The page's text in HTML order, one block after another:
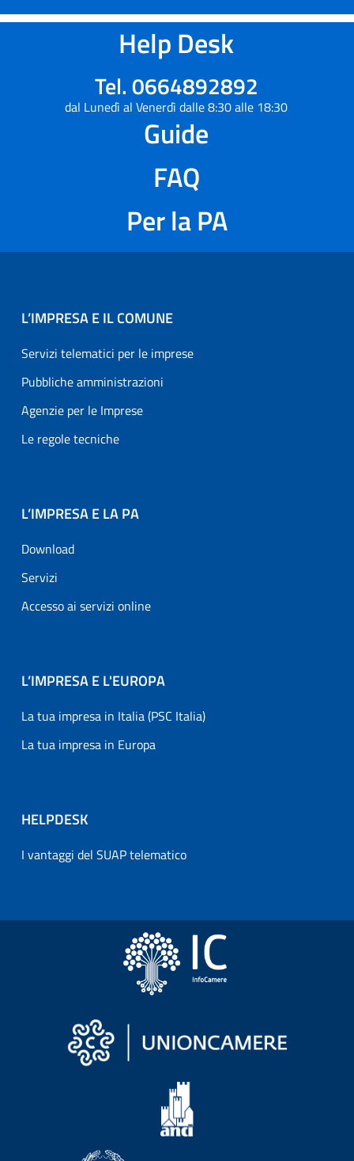
Help Desk
Tel. 0664892892
dal Lunedì al Venerdì dalle 8:30 alle 18:30
Guide
FAQ
Per la PA
L’IMPRESA E IL COMUNE
Servizi telematici per le imprese
Pubbliche amministrazioni
Agenzie per le Imprese
Le regole tecniche
L’IMPRESA E LA PA
Download
Servizi
Accesso ai servizi online
L’IMPRESA E L'EUROPA
La tua impresa in Italia (PSC Italia)
La tua impresa in Europa
HELPDESK
I vantaggi del SUAP telematico